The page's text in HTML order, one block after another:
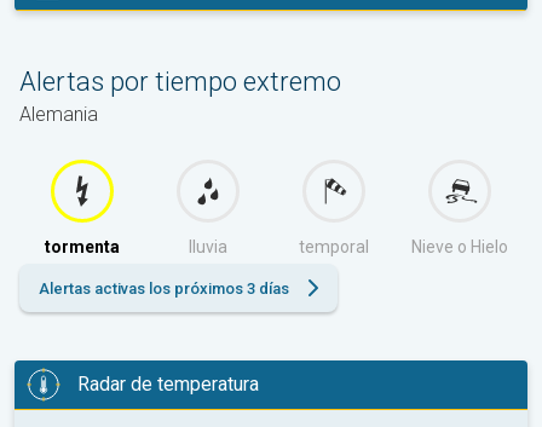
Alertas por tiempo extremo
Alemania
tormenta lluvia temporal Nieve o Hielo
Alertas activas los próximos 3 días
Radar de temperatura